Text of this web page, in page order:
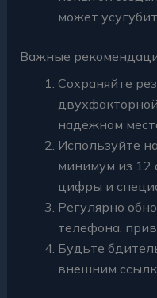
может
Важные
Сохраняйте
надежном
Используйте
минимум из 12
цифры и
Регулярно
телефона,
Будьте
внешним